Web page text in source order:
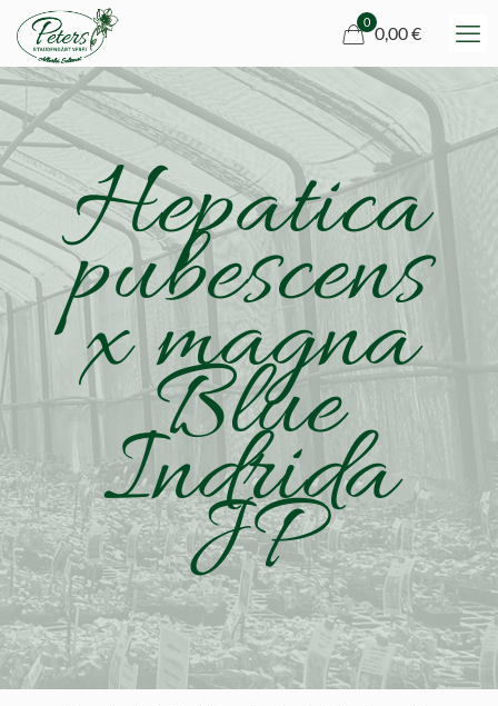
0
0,00 €
Hepatica
pubescens
x magna
Blue
Indrida
JP